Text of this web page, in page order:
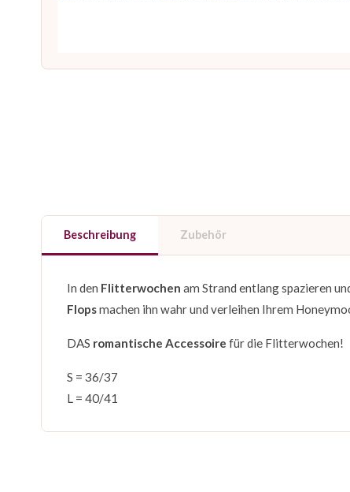
Beschreibung Zubehör
In den Flitterwochen am Strand entlang spazieren
Flopsmachen ihn wahr und verleihen Ihrem
DAS romantische Accessoire für die Flitterwochen!
S = 36/37
L = 40/41